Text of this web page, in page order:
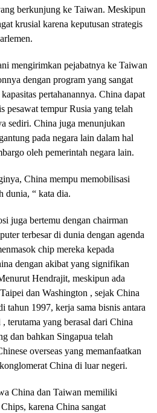
berkunjung ke Taiwan. Meskipun
krusial karena keputusan strategis
mengirimkan pejabatnya ke Taiwan
dengan program yang sangat
pertahanannya. China dapat
pesawat tempur Rusia yang telah
sediri. China juga menunjukan
pada negara lain dalam hal
oleh pemerintah negara lain.
China mempu memobilisasi
dunia, “ kata dia.
juga bertemu dengan chairman
terbesar di dunia dengan agenda
chip mereka kepada
dengan akibat yang signifikan
Hendrajit, meskipun ada
dan Washington , sejak China
tahun 1997, kerja sama bisnis antara
terutama yang berasal dari China
dan bahkan Singapua telah
overseas yang memanfaatkan
China di luar negeri.
China dan Taiwan memiliki
karena China sangat